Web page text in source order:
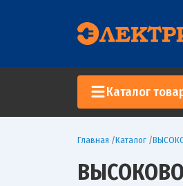
Каталог
Главная /Каталог /